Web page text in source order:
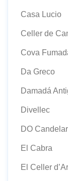
Casa Lucio
Celler de
Cova
Da Greco
Damadá
Divellec
DO
El Cabra
El Celler